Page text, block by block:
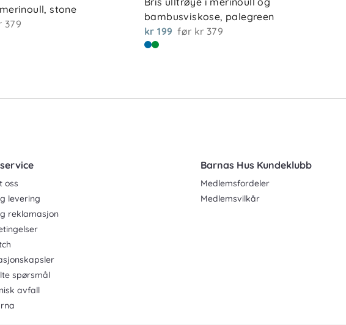
stone
379
bambusviskose, palegreen
kr 199 før kr 379
oss
levering
reklamasjon
spørsmål
avfall
Barnas Hus Kundeklubb
Medlemsfordeler
Medlemsvilkår